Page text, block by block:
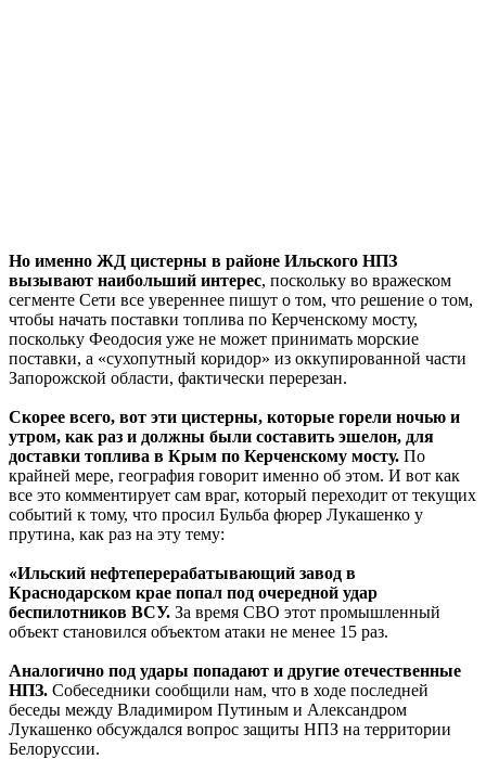
Но именно ЖД цистерны в районе Ильского НПЗ
вызывают наибольший интерес, поскольку во вражеском
сегменте Сети все увереннее пишут о том, что решение о том,
чтобы начать поставки топлива по Керченскому мосту,
поскольку Феодосия уже не может принимать морские
поставки, а «сухопутный коридор» из оккупированной части
Запорожской области, фактически перерезан.
Скорее всего, вот эти цистерны, которые горели ночью и
утром, как раз и должны были составить эшелон, для
доставки топлива в Крым по Керченскому мосту. По
крайней мере, география говорит именно об этом. И вот как
все это комментирует сам враг, который переходит от текущих
событий к тому, что просил Бульба фюрер Лукашенко у
прутина, как раз на эту тему:
«Ильский нефтеперерабатывающий завод в
Краснодарском крае попал под очередной удар
беспилотников ВСУ. За время СВО этот промышленный
объект становился объектом атаки не менее 15 раз.
Аналогично под удары попадают и другие отечественные
НПЗ. Собеседники сообщили нам, что в ходе последней
беседы между Владимиром Путиным и Александром
Лукашенко обсуждался вопрос защиты НПЗ на территории
Белоруссии.